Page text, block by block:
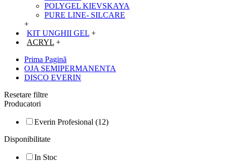
POLYGEL KIEVSKAYA
PURE LINE- SILCARE
+
KIT UNGHII GEL +
ACRYL +
Prima Pagină
OJA SEMIPERMANENTA
DISCO EVERIN
Resetare filtre
Producatori
Everin Profesional (12)
Disponibilitate
In Stoc